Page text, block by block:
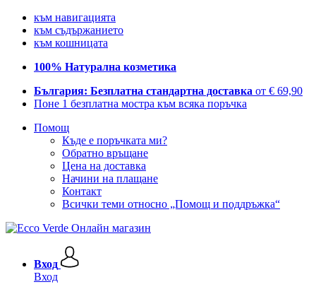
към навигацията
към съдържанието
към кошницата
100% Натурална козметика
България: Безплатна стандартна доставка от € 69,90
Поне 1 безплатна мостра към всяка поръчка
Помощ
Къде е поръчката ми?
Обратно връщане
Цена на доставка
Начини на плащане
Контакт
Всички теми относно „Помощ и поддръжка“
Вход
Вход